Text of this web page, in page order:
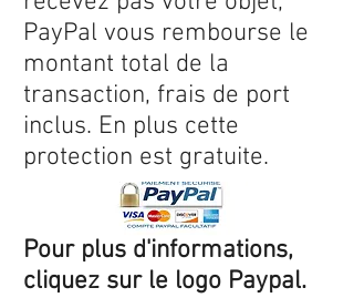
PayPal vous rembourse le
montant total de la
transaction, frais de port
inclus. En plus cette
protection est gratuite.
Pour plus d'informations,
cliquez sur le logo Paypal.